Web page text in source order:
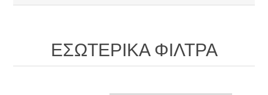
ΕΣΩΤΕΡΙΚΑ ΦΙΛΤΡΑ